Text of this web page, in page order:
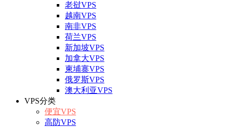
老挝VPS
越南VPS
南非VPS
荷兰VPS
新加坡VPS
加拿大VPS
柬埔寨VPS
俄罗斯VPS
澳大利亚VPS
VPS分类
便宜VPS
高防VPS